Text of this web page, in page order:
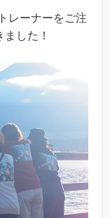
レーナーをご注
した！